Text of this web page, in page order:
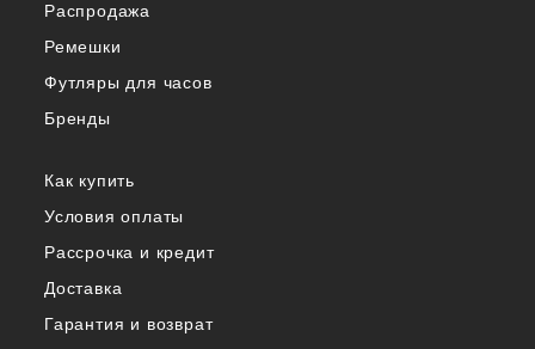
Распродажа
Ремешки
Футляры для часов
Бренды
Как купить
Условия оплаты
Рассрочка и кредит
Доставка
Гарантия и возврат